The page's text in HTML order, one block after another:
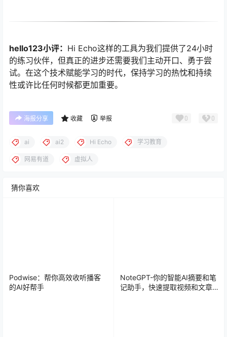
hello123小评： Hi Echo这样的工具为我们提供了24小时
的练习伙伴，但真正的进步还需要我们主动开口、勇于尝
试。在这个技术赋能学习的时代，保持学习的热忱和持续
性或许比任何时候都更加重要。
海报分享 收藏 举报 0 0
ai ai2 Hi Echo 学习教育
网易有道 虚拟人
猜你喜欢
Podwise：帮你高效收听播客
的AI好帮手
NoteGPT-你的智能AI摘要和笔
记助手，快速提取视频和文章